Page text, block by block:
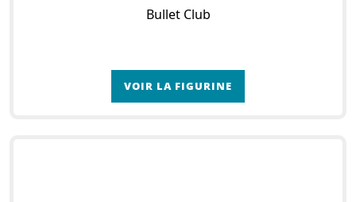
Bullet Club
VOIR LA FIGURINE